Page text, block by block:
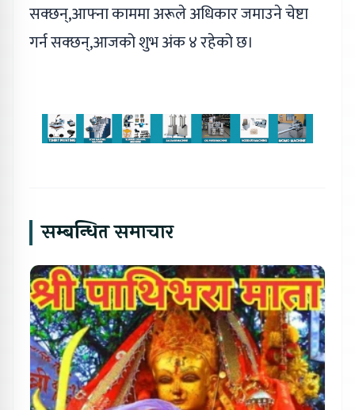
सक्छन्,आफ्ना काममा अरूले अधिकार जमाउने चेष्टा
गर्न सक्छन्,आजको शुभ अंक ४ रहेको छ।
सम्बन्धित समाचार